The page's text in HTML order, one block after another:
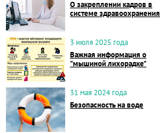
О закреплении кадров в
системе здравоохранения
3 июля 2025 года
Важная информация о
"мышиной лихорадке"
31 мая 2024 года
Безопасность на воде